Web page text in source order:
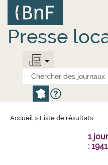
contenu
principal
Presse
Accueil > Liste de résultats
1
:
Panneau de gestion des cookies